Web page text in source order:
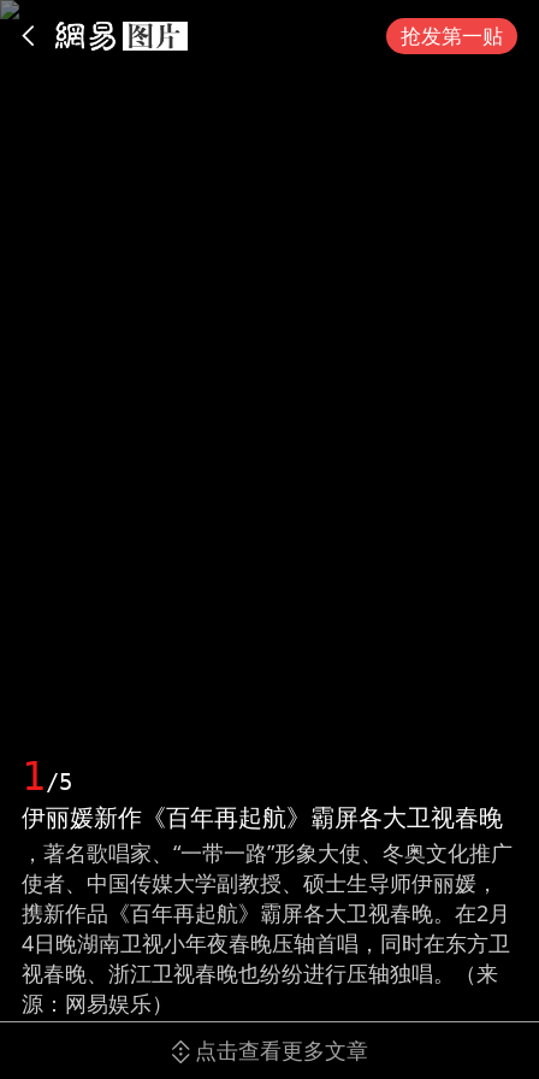
抢发第一贴
1/5
伊丽媛新作《百年再起航》霸屏各大卫视春晚
，著名歌唱家、“一带一路”形象大使、冬奥文化推广
使者、中国传媒大学副教授、硕士生导师伊丽媛，
携新作品《百年再起航》霸屏各大卫视春晚。在2月
4日晚湖南卫视小年夜春晚压轴首唱，同时在东方卫
视春晚、浙江卫视春晚也纷纷进行压轴独唱。（来
源：网易娱乐）
点击查看更多文章
App内打开